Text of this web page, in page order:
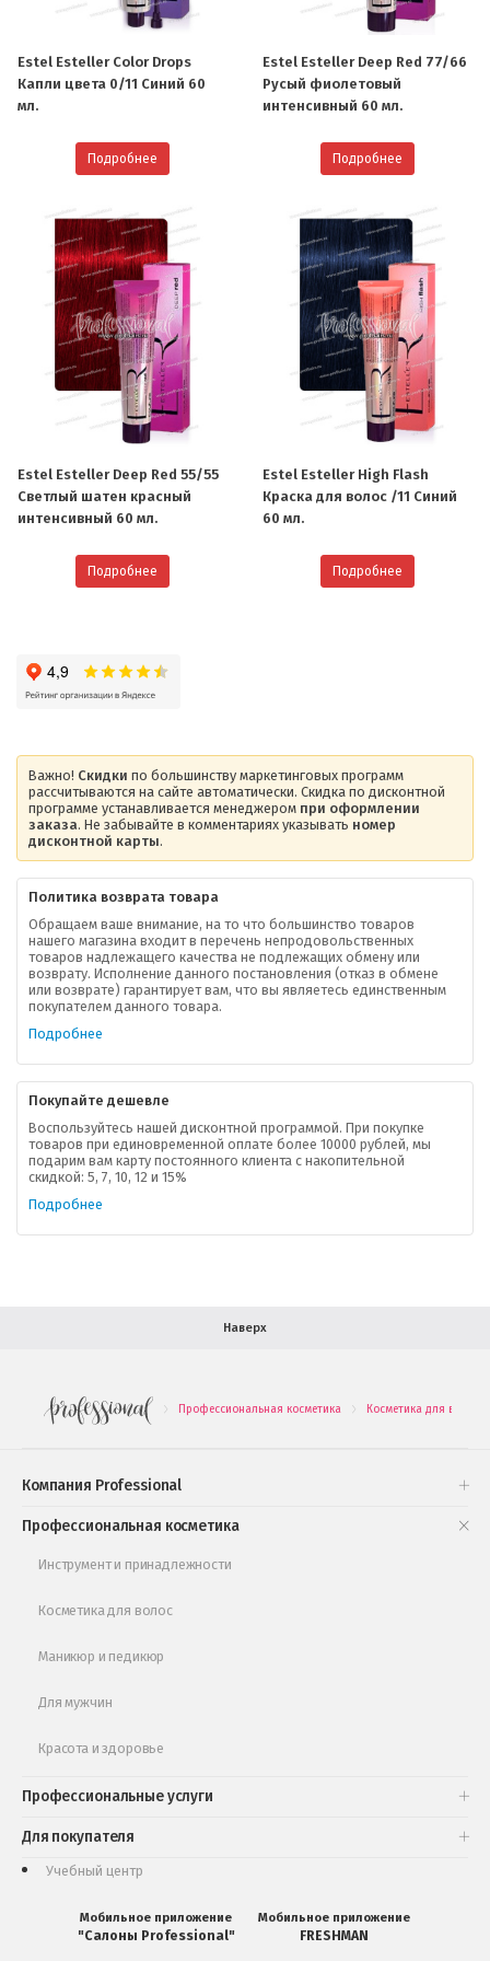
Estel Esteller Color Drops
Капли цвета 0/11 Синий 60
мл.
Подробнее
Estel Esteller Deep Red 77/66
Русый фиолетовый
интенсивный 60 мл.
Подробнее
Estel Esteller Deep Red 55/55
Светлый шатен красный
интенсивный 60 мл.
Подробнее
Estel Esteller High Flash
Краска для волос /11 Синий
60 мл.
Подробнее
Важно! Скидки по большинству маркетинговых программ
рассчитываются на сайте автоматически. Скидка по дисконтной
программе устанавливается менеджером при оформлении
заказа. Не забывайте в комментариях указывать номер
дисконтной карты.
Политика возврата товара
Обращаем ваше внимание, на то что большинство товаров
нашего магазина входит в перечень непродовольственных
товаров надлежащего качества не подлежащих обмену или
возврату. Исполнение данного постановления (отказ в обмене
или возврате) гарантирует вам, что вы являетесь единственным
покупателем данного товара.
Подробнее
Покупайте дешевле
Воспользуйтесь нашей дисконтной программой. При покупке
товаров при единовременной оплате более 10000 рублей, мы
подарим вам карту постоянного клиента с накопительной
скидкой: 5, 7, 10, 12 и 15%
Подробнее
Наверх
. Профессиональная косметика . Косметика для волос
Компания Professional
О компании
Ваша скидка
Контактная информация
В помощь покупателю
Форма обратной связи
Профессиональная косметика
Инструмент и принадлежности
Косметика для волос
Маникюр и педикюр
Для мужчин
Красота и здоровье
Профессиональные услуги
Для покупателя
Подарочные наборы
Обучающее видео
Учебный центр
Мобильное приложение
"Салоны Professional"
Мобильное приложение
FRESHMAN